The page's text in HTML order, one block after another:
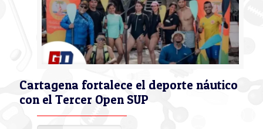
Cartagena fortalece el deporte náutico
con el Tercer Open SUP